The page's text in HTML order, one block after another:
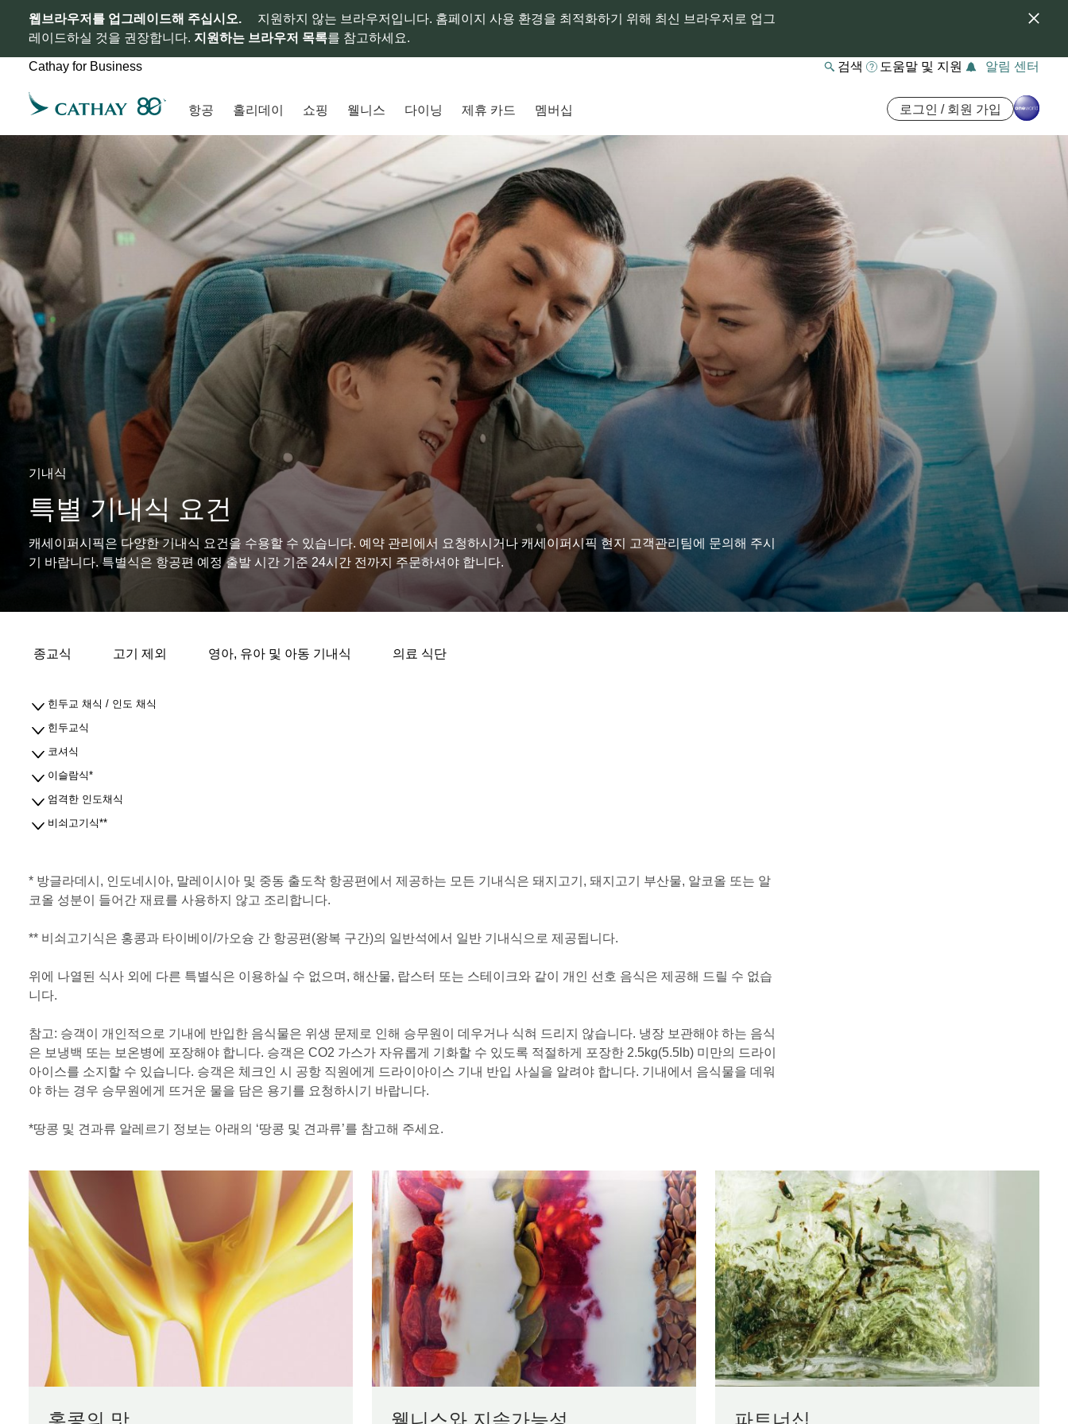
웹브라우저를 업그레이드해 주십시오.
지원하지 않는 브라우저입니다. 홈페이지 사용 환경을 최적화하기 위해 최신 브라우저로 업그
레이드하실 것을 권장합니다. 지원하는 브라우저 목록를 참고하세요.
Cathay for Business 검색 도움말 및 지원 알림 센터
항공 홀리데이 쇼핑 웰니스 다이닝 제휴 카드 멤버십 로그인 / 회원 가입
기내식
특별 기내식 요건
캐세이퍼시픽은 다양한 기내식 요건을 수용할 수 있습니다. 예약 관리에서 요청하시거나 캐세이퍼시픽 현지 고객관리팀에 문의해 주시
기 바랍니다. 특별식은 항공편 예정 출발 시간 기준 24시간 전까지 주문하셔야 합니다.
종교식 고기 제외 영아, 유아 및 아동 기내식 의료 식단
힌두교 채식 / 인도 채식
힌두교식
코셔식
이슬람식*
엄격한 인도채식
비쇠고기식**
* 방글라데시, 인도네시아, 말레이시아 및 중동 출도착 항공편에서 제공하는 모든 기내식은 돼지고기, 돼지고기 부산물, 알코올 또는 알
코올 성분이 들어간 재료를 사용하지 않고 조리합니다.
** 비쇠고기식은 홍콩과 타이베이/가오슝 간 항공편(왕복 구간)의 일반석에서 일반 기내식으로 제공됩니다.
위에 나열된 식사 외에 다른 특별식은 이용하실 수 없으며, 해산물, 랍스터 또는 스테이크와 같이 개인 선호 음식은 제공해 드릴 수 없습
니다.
참고: 승객이 개인적으로 기내에 반입한 음식물은 위생 문제로 인해 승무원이 데우거나 식혀 드리지 않습니다. 냉장 보관해야 하는 음식
은 보냉백 또는 보온병에 포장해야 합니다. 승객은 CO2 가스가 자유롭게 기화할 수 있도록 적절하게 포장한 2.5kg(5.5lb) 미만의 드라이
아이스를 소지할 수 있습니다. 승객은 체크인 시 공항 직원에게 드라이아이스 기내 반입 사실을 알려야 합니다. 기내에서 음식물을 데워
야 하는 경우 승무원에게 뜨거운 물을 담은 용기를 요청하시기 바랍니다.
*땅콩 및 견과류 알레르기 정보는 아래의 ‘땅콩 및 견과류’를 참고해 주세요.
홍콩의 맛 웰니스와 지속가능성 파트너십